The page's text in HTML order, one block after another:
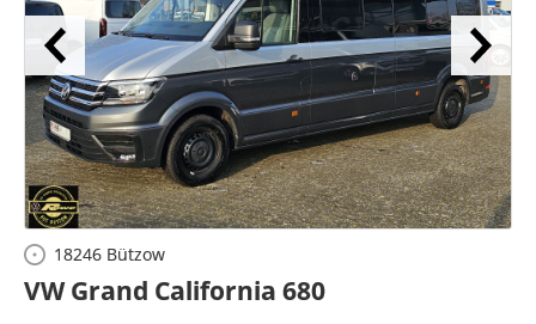
18246 Bützow
VW Grand California 680